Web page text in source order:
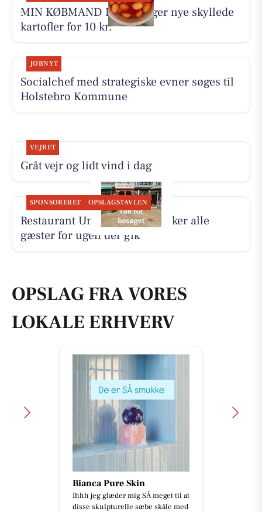
MIN KØBMAND I ASP sælger nye skyllede
kartofler for 10 kr.
JOBNYT
Socialchef med strategiske evner søges til
Holstebro Kommune
VEJRET
Gråt vejr og lidt vind i dag
SPONSORERET OPSLAGSTAVLEN
Restaurant Under Klippen takker alle
gæster for ugen der gik
OPSLAG FRA VORES
LOKALE ERHVERV
Bianca Pure Skin
Ihhh jeg glæder mig SÅ meget til at
disse skulpturelle sæbe skåle med